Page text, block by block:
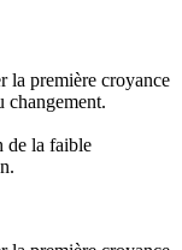
la première croyance
changement.
de la faible